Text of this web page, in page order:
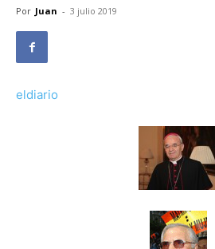
Por Juan - 3 julio 2019
eldiario